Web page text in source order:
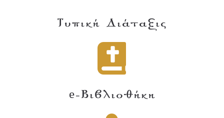
Τυπική Διάταξις
e-Βιβλιοθήκη